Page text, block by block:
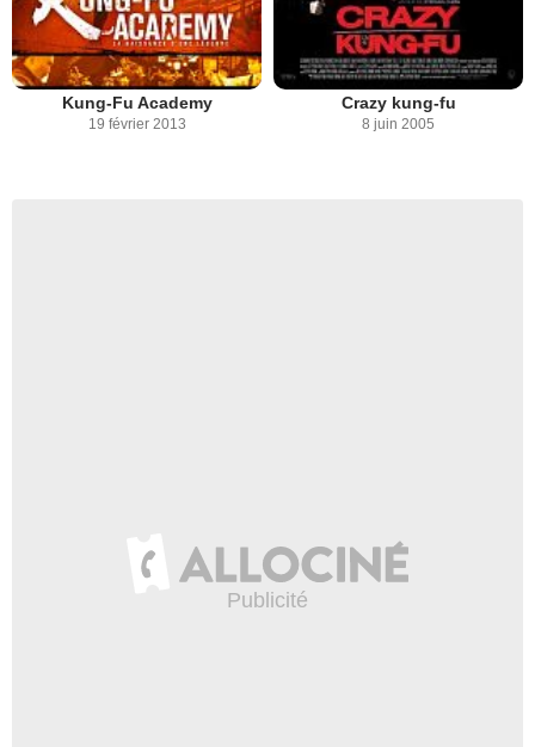
Kung-Fu Academy
19 février 2013
Crazy kung-fu
8 juin 2005